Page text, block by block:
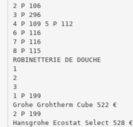
2 P 106
3 P 296
4 P 109 5 P 112
6 P 116
7 P 116
8 P 115
ROBINETTERIE DE DOUCHE
1
2
3
1 P 199
Grohe Grohtherm Cube 522 €
2 P 199
Hansgrohe Ecostat Select 528 €